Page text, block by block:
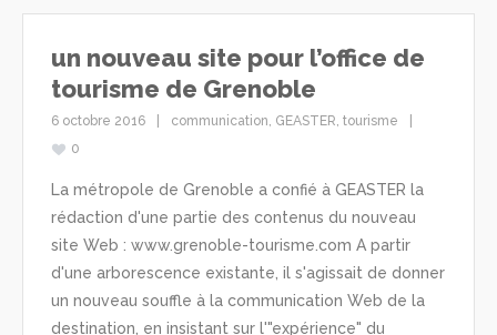
un nouveau site pour l’office de
tourisme de Grenoble
6 octobre 2016 communication, GEASTER, tourisme
0
La métropole de Grenoble a confié à GEASTER la
rédaction d'une partie des contenus du nouveau
site Web : www.grenoble-tourisme.com A partir
d'une arborescence existante, il s'agissait de donner
un nouveau souffle à la communication Web de la
destination, en insistant sur l'"expérience" du